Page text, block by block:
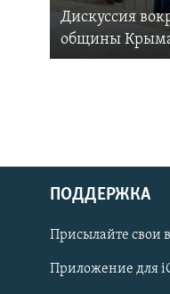
Українською
Qırımtatar
Дискуссия
общины
ПОДДЕРЖКА
Присылайте свои
Приложение для